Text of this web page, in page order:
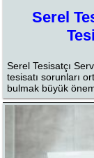
Serel
Serel Tesisatçı
tesisatı sorunları
bulmak büyük